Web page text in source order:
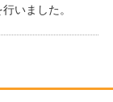
いました。